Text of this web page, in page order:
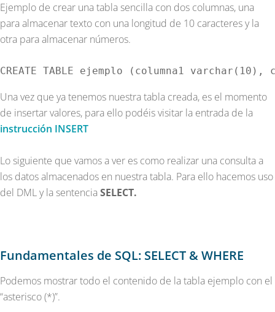
Ejemplo de crear una tabla sencilla con dos columnas, una
para almacenar texto con una longitud de 10 caracteres y la
otra para almacenar números.
CREATE TABLE ejemplo (columna1
Una vez que ya tenemos nuestra tabla creada, es el momento
de insertar valores, para ello podéis visitar la entrada de la
instrucción INSERT
Lo siguiente que vamos a ver es como realizar una consulta a
los datos almacenados en nuestra tabla. Para ello hacemos uso
del DML y la sentenciaSELECT.
Fundamentales de SQL: SELECT & WHERE
Podemos mostrar todo el contenido de la tabla ejemplo con el
“asterisco (*)”.